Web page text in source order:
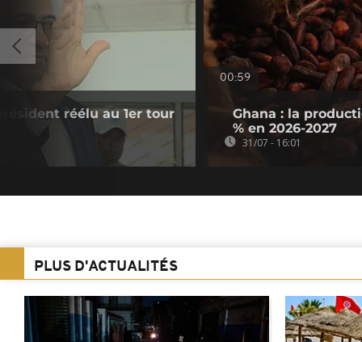
réélu au 1er tour
00:59
Ghana : la
% en 2026-2027
31/07 - 16:01
PLUS D'ACTUALITÉS